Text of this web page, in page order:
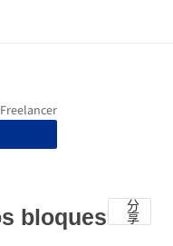
bloques
分
享